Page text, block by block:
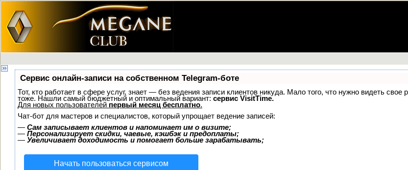
Сервис онлайн-записи на собственном Telegram-боте
Тот, кто работает в сфере услуг, знает — без ведения записи клиентов никуда. Мало того, что нужно видеть свое
тоже. Нашли самый бюджетный и оптимальный вариант: сервис VisitTime.
Для новых пользователей первый месяц бесплатно.
Чат-бот для мастеров и специалистов, который упрощает ведение записей:
— Сам записывает клиентов и напоминает им о визите;
— Персонализирует скидки, чаевые, кэшбэк и предоплаты;
— Увеличивает доходимость и помогает больше зарабатывать;
Начать пользоваться сервисом